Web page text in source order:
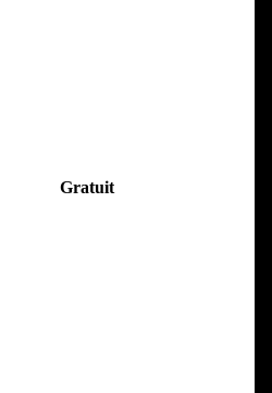
Gratuit